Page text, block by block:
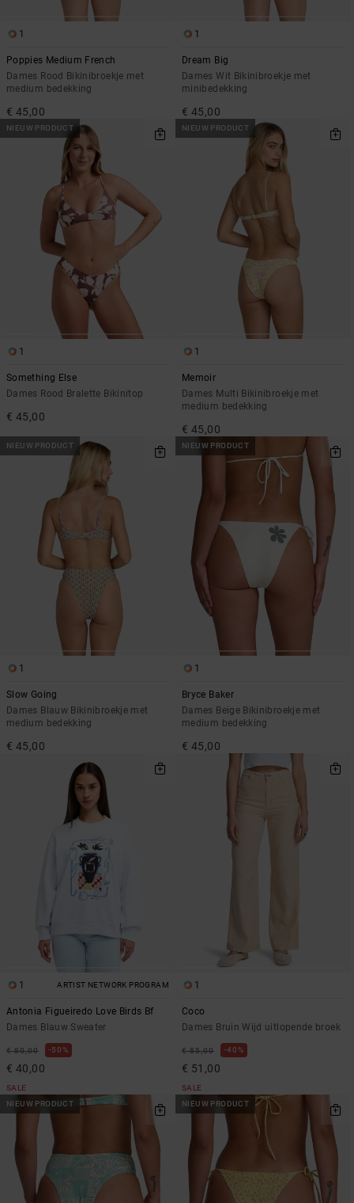
1
Poppies Medium French
Dames Rood Bikinibroekje met
medium bedekking
€ 45,00
1
Dream Big
Dames Wit Bikinibroekje met
minibedekking
€ 45,00
NIEUW PRODUCT
1
Something Else
Dames Rood Bralette Bikinitop
€ 45,00
NIEUW PRODUCT
1
Memoir
Dames Multi Bikinibroekje met
medium bedekking
€ 45,00
NIEUW PRODUCT
1
Slow Going
Dames Blauw Bikinibroekje met
medium bedekking
€ 45,00
NIEUW PRODUCT
1
Bryce Baker
Dames Beige Bikinibroekje met
medium bedekking
€ 45,00
1 ARTIST NETWORK PROGRAM
Antonia Figueiredo Love Birds Bf
Dames Blauw Sweater
€ 80,00 50%
€ 40,00
SALE
1
Coco
Dames Bruin Wijd uitlopende broek
€ 85,00 40%
€ 51,00
SALE
NIEUW PRODUCT
NIEUW PRODUCT